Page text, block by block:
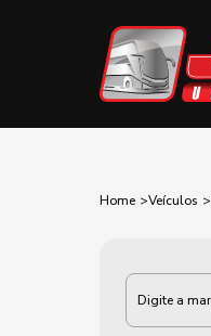
Home Veículos
Categoria